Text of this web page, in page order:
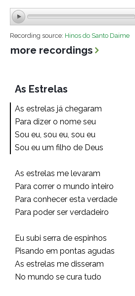
Recording source: Hinos do Santo Daime
more recordings
As Estrelas
As estrelas já chegaram
Para dizer o nome seu
Sou eu, sou eu, sou eu
Sou eu um filho de Deus
As estrelas me levaram
Para correr o mundo inteiro
Para conhecer esta verdade
Para poder ser verdadeiro
Eu subi serra de espinhos
Pisando em pontas agudas
As estrelas me disseram
No mundo se cura tudo